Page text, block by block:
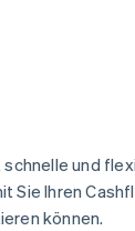
und
Sie Ihren
können.